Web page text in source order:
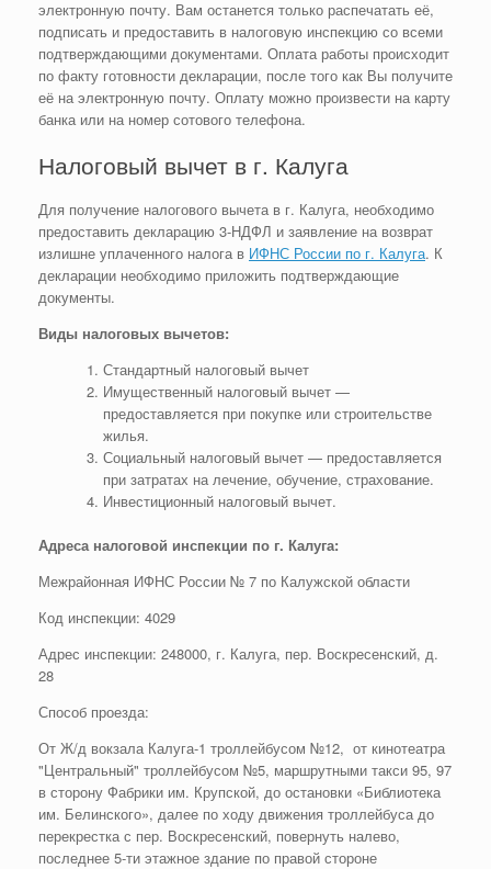
электронную почту. Вам останется только распечатать её,
подписать и предоставить в налоговую инспекцию со всеми
подтверждающими документами. Оплата работы происходит
по факту готовности декларации, после того как Вы получите
её на электронную почту. Оплату можно произвести на карту
банка или на номер сотового телефона.
Налоговый вычет в г. Калуга
Для получение налогового вычета в г. Калуга, необходимо
предоставить декларацию 3-НДФЛ и заявление на возврат
излишне уплаченного налога в ИФНС России по г. Калуга. К
декларации необходимо приложить подтверждающие
документы.
Виды налоговых вычетов:
Стандартный налоговый вычет
Имущественный налоговый вычет —
предоставляется при покупке или строительстве
жилья.
Социальный налоговый вычет — предоставляется
при затратах на лечение, обучение, страхование.
Инвестиционный налоговый вычет.
Адреса налоговой инспекции по г. Калуга:
Межрайонная ИФНС России № 7 по Калужской области
Код инспекции: 4029
Адрес инспекции: 248000, г. Калуга, пер. Воскресенский, д.
28
Способ проезда:
От Ж/д вокзала Калуга-1 троллейбусом №12, от кинотеатра
"Центральный" троллейбусом №5, маршрутными такси 95, 97
в сторону Фабрики им. Крупской, до остановки «Библиотека
им. Белинского», далее по ходу движения троллейбуса до
перекрестка с пер. Воскресенский, повернуть налево,
последнее 5-ти этажное здание по правой стороне